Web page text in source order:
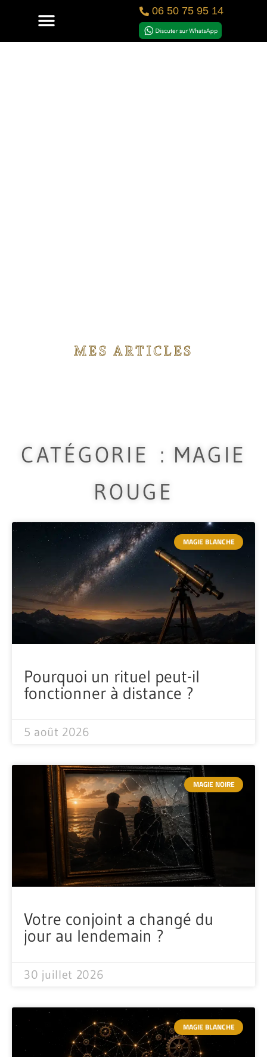
06 50 75 95 14
MES ARTICLES
CATÉGORIE : MAGIE
ROUGE
MAGIE BLANCHE
Pourquoi un rituel peut-il
fonctionner à distance ?
5 août 2026
MAGIE NOIRE
Votre conjoint a changé du
jour au lendemain ?
30 juillet 2026
MAGIE BLANCHE